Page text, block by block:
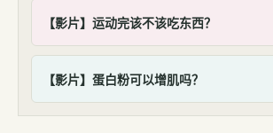
【影片】运动完该不该吃东西？
【影片】蛋白粉可以增肌吗？